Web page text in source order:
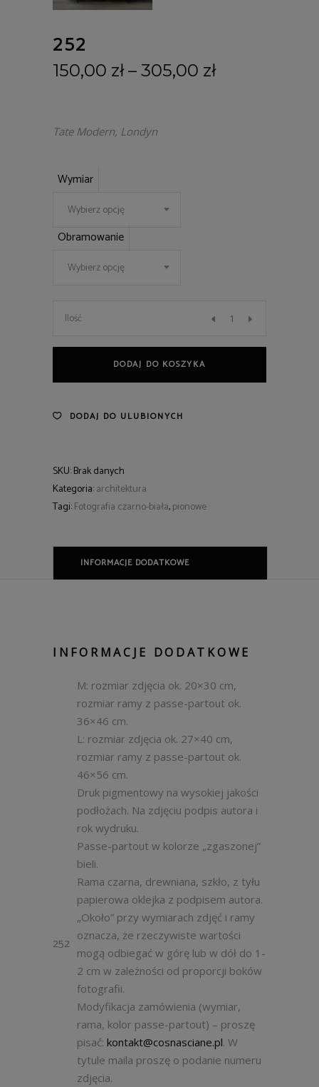
252
150,00 zł– 305,00 zł
Tate Modern, Londyn
Wymiar
Wybierz opcję
Obramowanie
Wybierz opcję
252
quantity
Ilość
DODAJ DO KOSZYKA
DODAJ DO ULUBIONYCH
SKU:Brak danych
Kategoria:architektura
Tagi:Fotografia czarno-biała,pionowe
INFORMACJE DODATKOWE
INFORMACJE DODATKOWE
252
M: rozmiar zdjęcia ok. 20×30 cm,
rozmiar ramy z passe-partout ok.
36×46 cm.
L: rozmiar zdjęcia ok. 27×40 cm,
rozmiar ramy z passe-partout ok.
46×56 cm.
Druk pigmentowy na wysokiej jakości
podłożach. Na zdjęciu podpis autora i
rok wydruku.
Passe-partout w kolorze „zgaszonej”
bieli.
Rama czarna, drewniana, szkło, z tyłu
papierowa oklejka z podpisem autora.
„Około” przy wymiarach zdjęć i ramy
oznacza, że rzeczywiste wartości
mogą odbiegać w górę lub w dół do 1-
2 cm w zależności od proporcji boków
fotografii.
Modyfikacja zamówienia (wymiar,
rama, kolor passe-partout) – proszę
pisać: kontakt@cosnasciane.pl. W
tytule maila proszę o podanie numeru
zdjęcia.